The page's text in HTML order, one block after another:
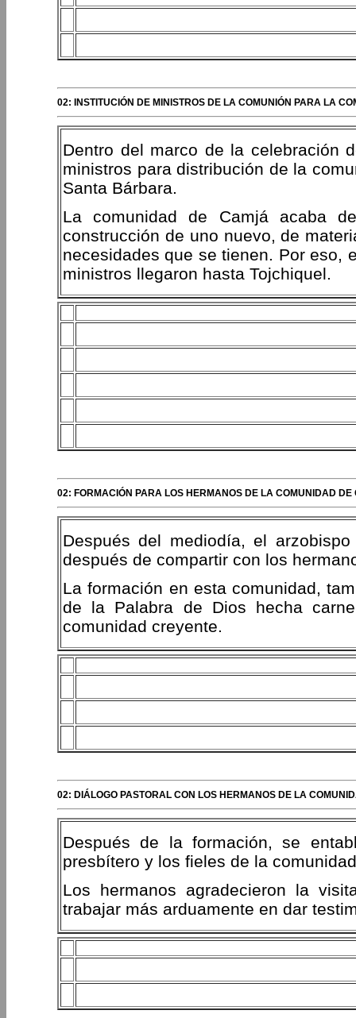
02: INSTITUCIÓN DE MINISTROS DE LA COMUNIÓN PARA LA
Dentro del marco de la celebración
ministros para distribución de la
Santa Bárbara.
La comunidad de Camjá acaba
construcción de uno nuevo, de
necesidades que se tienen. Por eso,
ministros llegaron hasta Tojchiquel.
02: FORMACIÓN PARA LOS HERMANOS DE LA COMUNIDAD
Después del mediodía, el
después de compartir con los
La formación en esta comunidad,
de la Palabra de Dios hecha
comunidad creyente.
02: DIÁLOGO PASTORAL CON LOS HERMANOS DE LA
Después de la formación, se
presbítero y los fieles de la
Los hermanos agradecieron la
trabajar más arduamente en dar